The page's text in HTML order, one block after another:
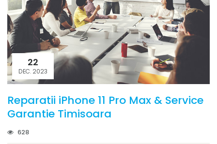
22
DEC. 2023
Reparatii iPhone 11 Pro Max & Service
Garantie Timisoara
628